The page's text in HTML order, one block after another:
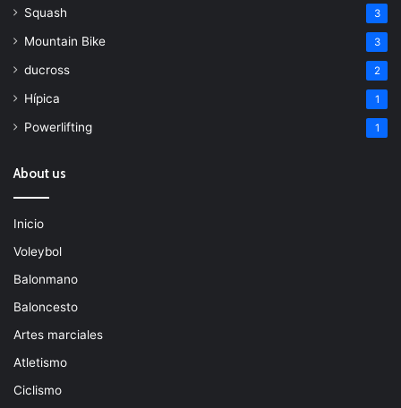
Squash 3
Mountain Bike 3
ducross 2
Hípica 1
Powerlifting 1
About us
Inicio
Voleybol
Balonmano
Baloncesto
Artes marciales
Atletismo
Ciclismo